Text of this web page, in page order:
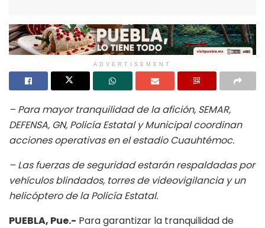
ADVERTISEMENT
– Para mayor tranquilidad de la afición, SEMAR,
DEFENSA, GN, Policía Estatal y Municipal coordinan
acciones operativas en el estadio Cuauhtémoc.
– Las fuerzas de seguridad estarán respaldadas por
vehículos blindados, torres de videovigilancia y un
helicóptero de la Policía Estatal.
PUEBLA, Pue.- Para garantizar la tranquilidad de